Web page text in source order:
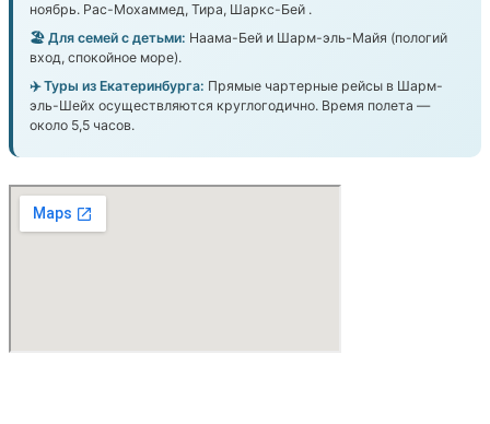
ноябрь. Рас-Мохаммед, Тира, Шаркс-Бей .
🏖️ Для семей с детьми: Наама-Бей и Шарм-эль-Майя (пологий
вход, спокойное море).
✈️ Туры из Екатеринбурга: Прямые чартерные рейсы в Шарм-
эль-Шейх осуществляются круглогодично. Время полета —
около 5,5 часов.